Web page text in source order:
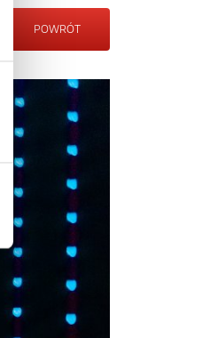
POWRÓT